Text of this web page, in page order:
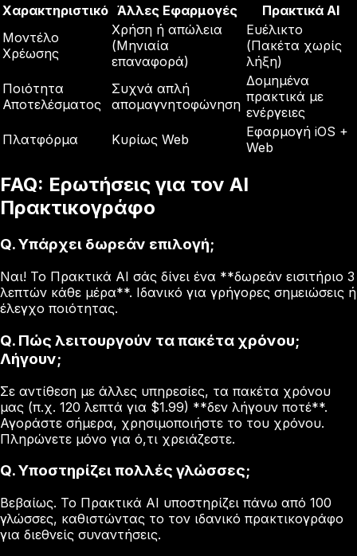
Χαρακτηριστικό Άλλες Εφαρμογές
Πρακτικά AI
Μοντέλο
Χρέωσης
Χρήση ή απώλεια
(Μηνιαία
επαναφορά)
Ευέλικτο
(Πακέτα χωρίς
λήξη)
Ποιότητα
Αποτελέσματος
Συχνά απλή
απομαγνητοφώνηση
Δομημένα
πρακτικά με
ενέργειες
Πλατφόρμα
Κυρίως Web
Εφαρμογή iOS +
Web
FAQ: Ερωτήσεις για τον AI
Πρακτικογράφο
Q.Υπάρχει δωρεάν επιλογή;
Ναι! Το Πρακτικά AI σάς δίνει ένα **δωρεάν εισιτήριο 3
λεπτών κάθε μέρα**. Ιδανικό για γρήγορες σημειώσεις ή
έλεγχο ποιότητας.
Q. Πώς λειτουργούν τα πακέτα χρόνου;
Λήγουν;
Σε αντίθεση με άλλες υπηρεσίες, τα πακέτα χρόνου
μας (π.χ. 120 λεπτά για $1.99) **δεν λήγουν ποτέ**.
Αγοράστε σήμερα, χρησιμοποιήστε το του χρόνου.
Πληρώνετε μόνο για ό,τι χρειάζεστε.
Q.Υποστηρίζει πολλές γλώσσες;
Βεβαίως. Το Πρακτικά AI υποστηρίζει πάνω από 100
γλώσσες, καθιστώντας το τον ιδανικό πρακτικογράφο
για διεθνείς συναντήσεις.